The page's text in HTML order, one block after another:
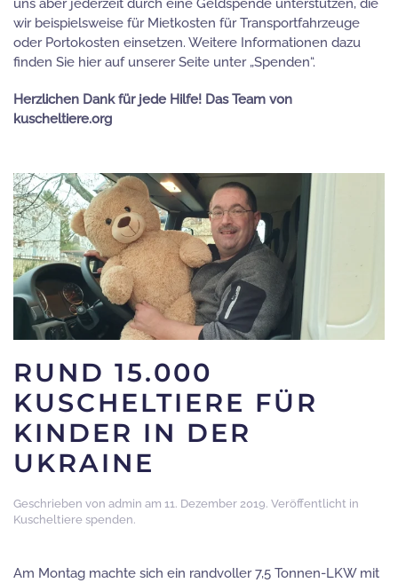
uns aber jederzeit durch eine Geldspende unterstützen, die
wir beispielsweise für Mietkosten für Transportfahrzeuge
oder Portokosten einsetzen. Weitere Informationen dazu
finden Sie hier auf unserer Seite unter „Spenden“.
Herzlichen Dank für jede Hilfe! Das Team von
kuscheltiere.org
RUND 15.000
KUSCHELTIERE FÜR
KINDER IN DER
UKRAINE
Geschrieben von admin am 11. Dezember 2019. Veröffentlicht in
Kuscheltiere spenden.
Am Montag machte sich ein randvoller 7,5 Tonnen-LKW mit